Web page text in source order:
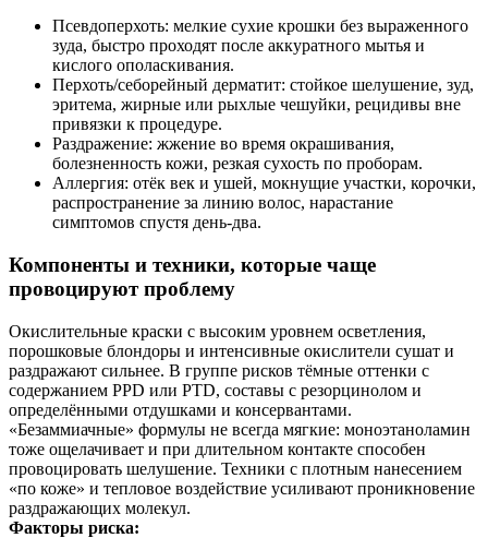
Псевдоперхоть: мелкие сухие крошки без выраженного
зуда, быстро проходят после аккуратного мытья и
кислого ополаскивания.
Перхоть/себорейный дерматит: стойкое шелушение, зуд,
эритема, жирные или рыхлые чешуйки, рецидивы вне
привязки к процедуре.
Раздражение: жжение во время окрашивания,
болезненность кожи, резкая сухость по проборам.
Аллергия: отёк век и ушей, мокнущие участки, корочки,
распространение за линию волос, нарастание
симптомов спустя день‑два.
Компоненты и техники, которые чаще
провоцируют проблему
Окислительные краски с высоким уровнем осветления,
порошковые блондоры и интенсивные окислители сушат и
раздражают сильнее. В группе рисков тёмные оттенки с
содержанием PPD или PTD, составы с резорцинолом и
определёнными отдушками и консервантами.
«Безаммиачные» формулы не всегда мягкие: моноэтаноламин
тоже ощелачивает и при длительном контакте способен
провоцировать шелушение. Техники с плотным нанесением
«по коже» и тепловое воздействие усиливают проникновение
раздражающих молекул.
Факторы риска: